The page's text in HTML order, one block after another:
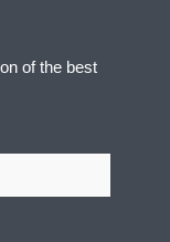
of the best